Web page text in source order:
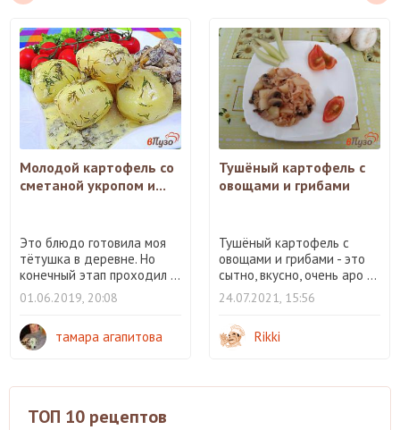
Молодой картофель со
сметаной укропом и...
Это блюдо готовила моя
тётушка в деревне. Но
конечный этап проходил ...
01.06.2019, 20:08
тамара агапитова
Тушёный картофель с
овощами и грибами
Тушёный картофель с
овощами и грибами - это
сытно, вкусно, очень аро ...
24.07.2021, 15:56
Rikki
ТОП 10 рецептов